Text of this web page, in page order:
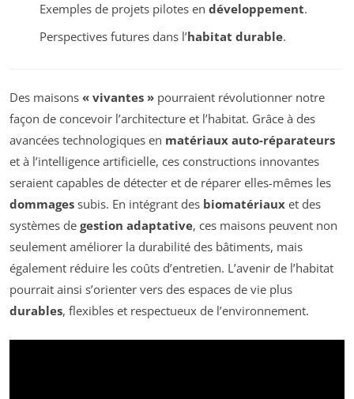
Exemples de projets pilotes en développement.
Perspectives futures dans l’habitat durable.
Des maisons « vivantes » pourraient révolutionner notre
façon de concevoir l’architecture et l’habitat. Grâce à des
avancées technologiques en matériaux auto-réparateurs
et à l’intelligence artificielle, ces constructions innovantes
seraient capables de détecter et de réparer elles-mêmes les
dommages subis. En intégrant des biomatériaux et des
systèmes de gestion adaptative, ces maisons peuvent non
seulement améliorer la durabilité des bâtiments, mais
également réduire les coûts d’entretien. L’avenir de l’habitat
pourrait ainsi s’orienter vers des espaces de vie plus
durables, flexibles et respectueux de l’environnement.